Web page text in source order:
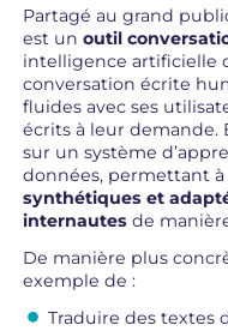
Partagé au grand
est unoutil
intelligence artificielle
conversation écrite
fluides avec ses
écrits à leur demande.
sur un système
données, permettant à
synthétiques et
internautes de
De manière plus
exemple de :
Traduire des textes